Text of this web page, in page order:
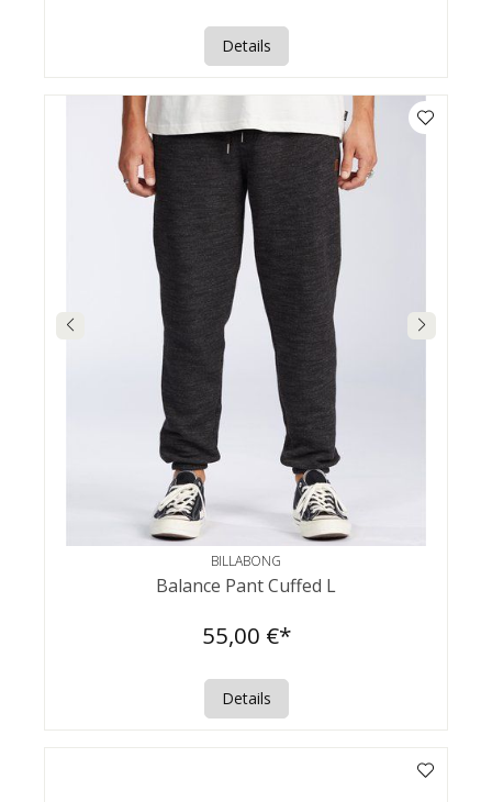
Details
BILLABONG
Balance Pant Cuffed L
55,00 €*
Details